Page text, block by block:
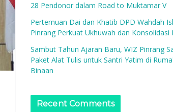
28 Pendonor dalam Road to Muktamar V
Pertemuan Dai dan Khatib DPD Wahdah
Pinrang Perkuat Ukhuwah dan Konsolidasi
Sambut Tahun Ajaran Baru, WIZ Pinrang
Paket Alat Tulis untuk Santri Yatim di
Binaan
Recent Comments